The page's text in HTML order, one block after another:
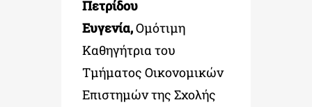
Πετρίδου
Ευγενία,Ομότιμη
Καθηγήτρια του
Τμήματος Οικονομικών
Επιστημών της Σχολής